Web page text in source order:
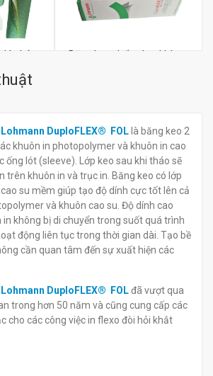
bản
Băng keo chống bọt khí
0đ
DuploFLEX® FOL là băng keo 2
khuôn in photopolymer và khuôn in cao
ống lót (sleeve). Lớp keo sau khi tháo sẽ
trên khuôn in và trục in. Băng keo có lớp
su mềm giúp tạo độ dính cực tốt lên cả
và khuôn cao su. Độ dính cao
in không bị di chuyển trong suốt quá trình
động liên tục trong thời gian dài. Tạo bề
cần quan tâm đến sự xuất hiện các
DuploFLEX® FOLđã vượt qua
trong hơn 50 năm và cũng cung cấp các
cho các công việc in flexo đòi hỏi khắt